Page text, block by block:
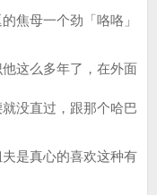
母一个劲「咯咯」
这么多年了，在外面
没直过，跟那个哈巴
是真心的喜欢这种有